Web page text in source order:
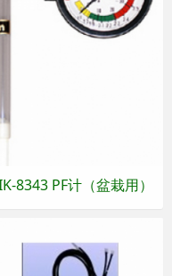
8343 PF计（盆栽用）